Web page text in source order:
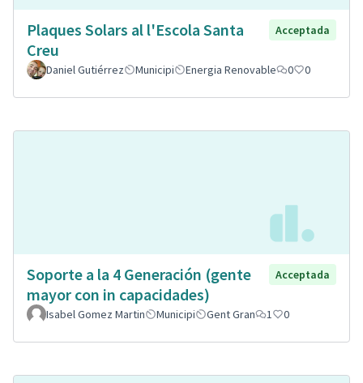
Plaques Solars al l'Escola Santa
Creu
Acceptada
Daniel Gutiérrez Municipi Energia Renovable 0 0
Soporte a la 4 Generación (gente
mayor con in capacidades)
Acceptada
Isabel Gomez Martin Municipi Gent Gran 1 0